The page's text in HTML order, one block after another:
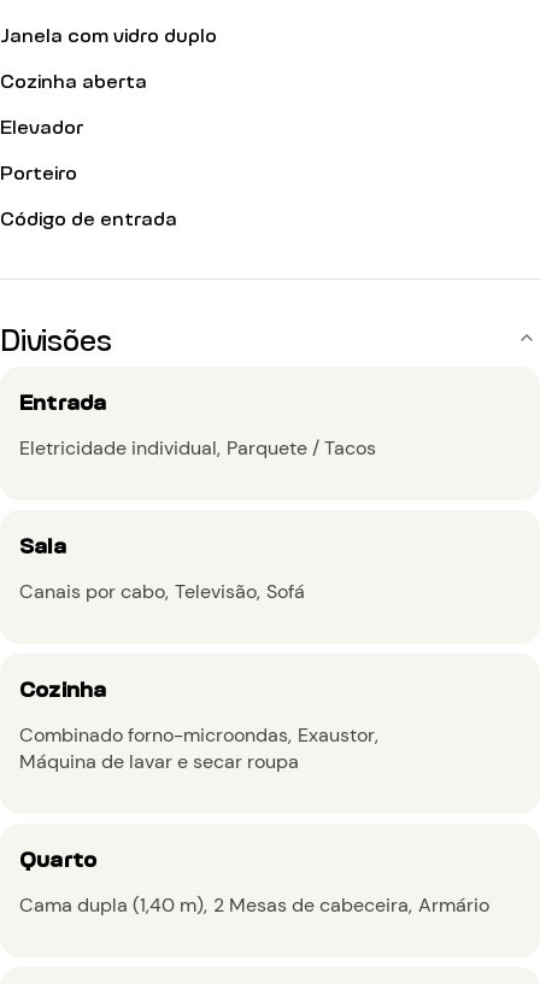
Janela com vidro duplo
Cozinha aberta
Elevador
Porteiro
Código de entrada
Divisões
Entrada
Eletricidade individual Parquete / Tacos
Sala
Canais por cabo Televisão Sofá
Cozinha
Combinado forno-microondas Exaustor
Máquina de lavar e secar roupa
Quarto
Cama dupla (1,40 m) 2 Mesas de cabeceira Armário